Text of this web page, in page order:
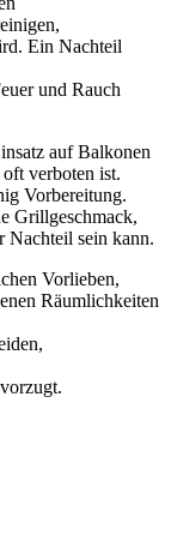
E‬in Nachteil
u‬nd Rauch
a‬uf Balkonen
verboten ist.
Vorbereitung.
Grillgeschmack,
Nachteil s‬ein kann.
Vorlieben,
Räumlichkeiten